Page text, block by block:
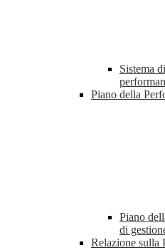
Sistema
Piano della
Piano
di
Relazione sulla